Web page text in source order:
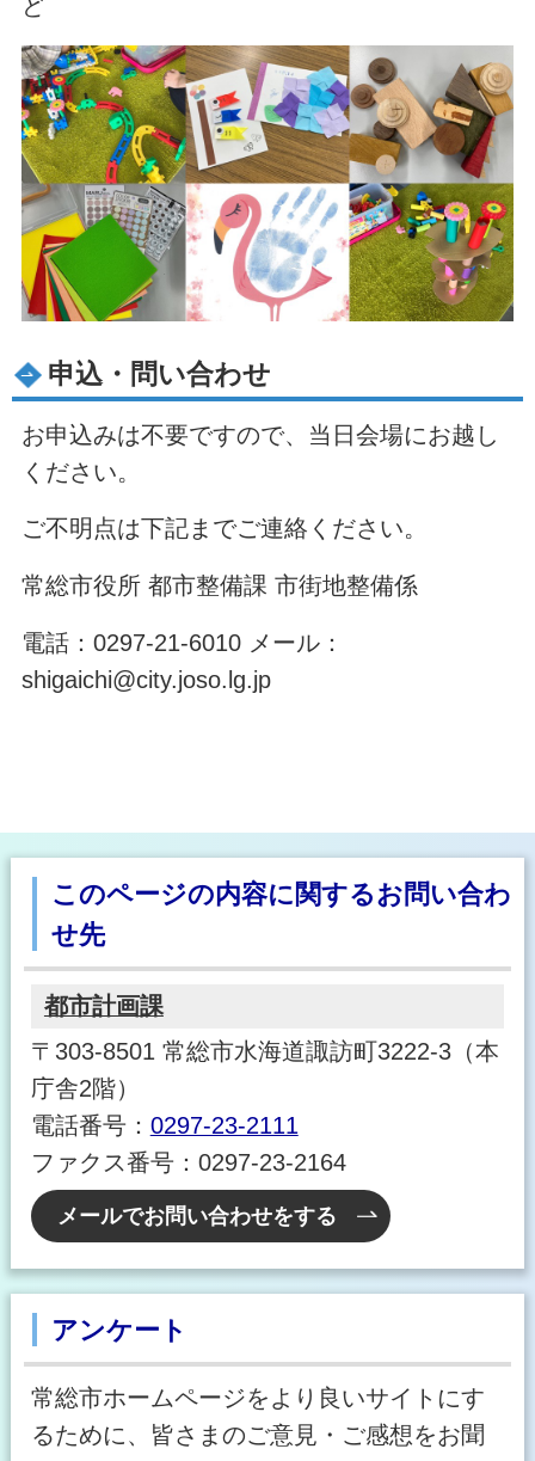
ど
申込・問い合わせ
お申込みは不要ですので、当日会場にお越し
ください。
ご不明点は下記までご連絡ください。
常総市役所 都市整備課 市街地整備係
電話：0297-21-6010 メール：
shigaichi@city.joso.lg.jp
このページの内容に関するお問い合わ
せ先
都市計画課
〒303-8501 常総市水海道諏訪町3222-3（本
庁舎2階）
電話番号： 0297-23-2111
ファクス番号：0297-23-2164
メールでお問い合わせをする
アンケート
常総市ホームページをより良いサイトにす
るために、皆さまのご意見・ご感想をお聞